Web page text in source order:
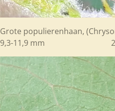
Grote populierenhaan, (
9,3-11,9 mm 2